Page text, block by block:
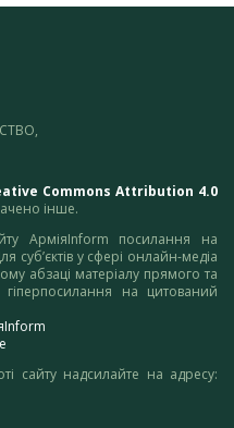
Commons Attribution 4.0
інше.
АрміяInform посилання на
суб’єктів у сфері онлайн-медіа
абзаці матеріалу прямого та
на цитований
сайту надсилайте на адресу: